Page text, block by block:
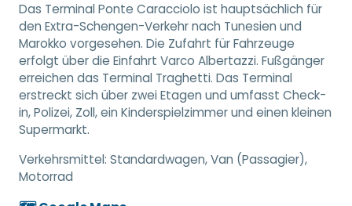
Das Terminal Ponte Caracciolo ist hauptsächlich für
den Extra-Schengen-Verkehr nach Tunesien und
Marokko vorgesehen. Die Zufahrt für Fahrzeuge
erfolgt über die Einfahrt Varco Albertazzi. Fußgänger
erreichen das Terminal Traghetti. Das Terminal
erstreckt sich über zwei Etagen und umfasst Check-
in, Polizei, Zoll, ein Kinderspielzimmer und einen kleinen
Supermarkt.
Verkehrsmittel: Standardwagen, Van (Passagier),
Motorrad